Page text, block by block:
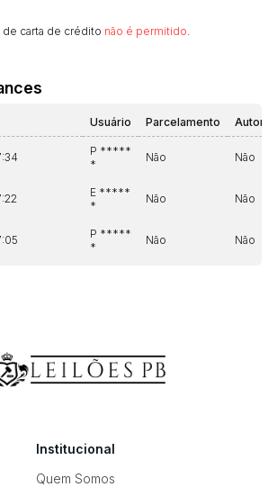
de carta de crédito não é permitido
Usuário Parcelamento
P *****
*
Não Não
E *****
*
Não Não
P *****
*
Não Não
Institucional
Quem Somos